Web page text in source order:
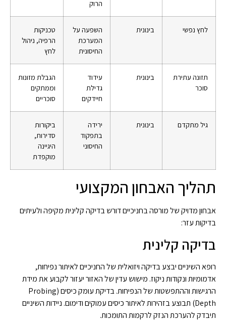
הרוק
לחץ נפשי בינונית
השפעה על
המערכת
החיסונית
טכניקות
הרפיה, ניהול
לחץ
תזונה עתירת
סוכר
בינונית
עידוד
גדילת
חיידקים
הגבלת מזונות
וממתקים
סוכריים
גיל מתקדם בינונית
ירידה
בתפקוד
החיסוני
ביקורות
סדירות,
היגיינה
מוקפדת
תהליך האבחון המקצועי
אבחון מדויק של מורסה בחניכיים דורש בדיקה קלינית מקיפה ולעיתים
בדיקות עזר:
בדיקה קלינית
רופא השיניים יבצע בדיקה ויזואלית של החניכיים לאיתור נפיחות,
אדמומיות ונקודות ניקוז. מישוש עדין של האזור יעזור לקבוע את מידת
הרגישות וההתפשטות של הנפיחות. בדיקת עומק כיסים (Probing
Depth) תבוצע בזהירות לאיתור כיסים עמוקים ודימום. ניידות השיניים
תיבדק להערכת הנזק לרקמות התומכות.